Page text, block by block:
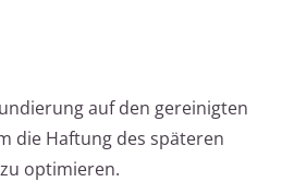
auf den gereinigten
die Haftung des späteren
optimieren.